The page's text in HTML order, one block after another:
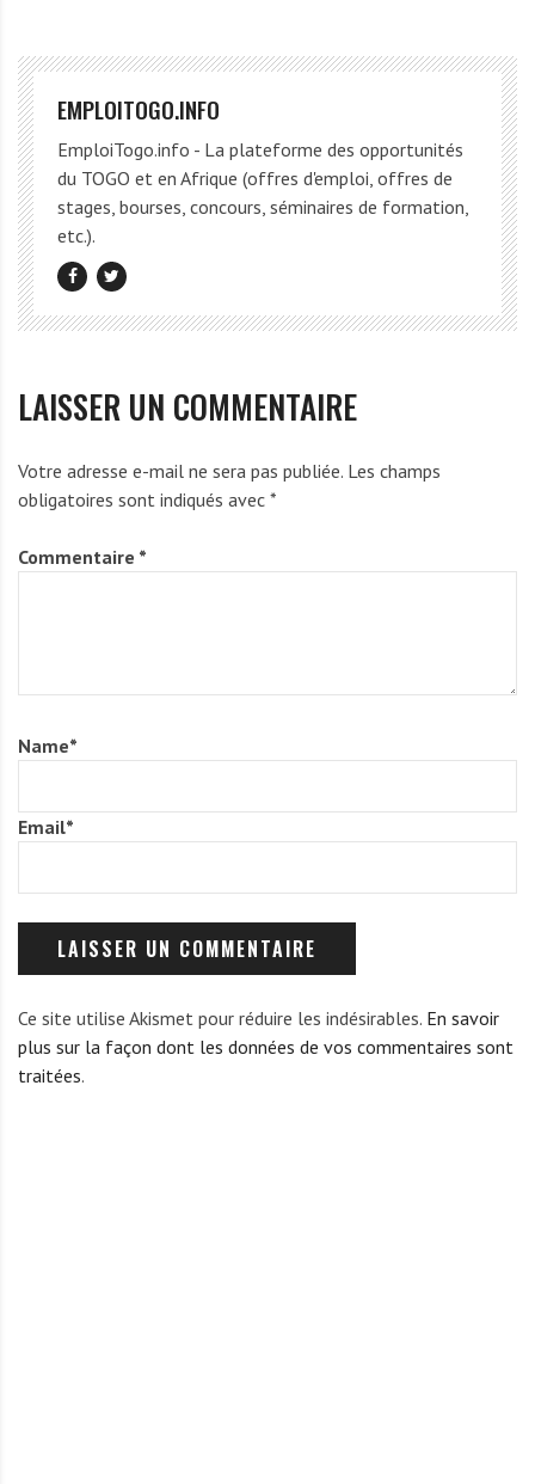
EMPLOITOGO.INFO
EmploiTogo.info - La plateforme des opportunités
du TOGO et en Afrique (offres d'emploi, offres de
stages, bourses, concours, séminaires de formation,
etc.).
LAISSER UN COMMENTAIRE
Votre adresse e-mail ne sera pas publiée. Les champs
obligatoires sont indiqués avec *
Commentaire *
Name*
Email*
Ce site utilise Akismet pour réduire les indésirables. En savoir
plus sur la façon dont les données de vos commentaires sont
traitées.